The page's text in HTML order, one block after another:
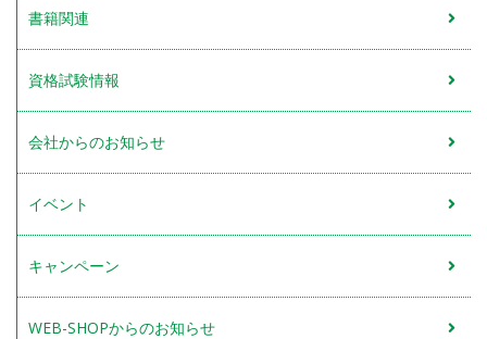
書籍関連
資格試験情報
会社からのお知らせ
イベント
キャンペーン
WEB-SHOPからのお知らせ